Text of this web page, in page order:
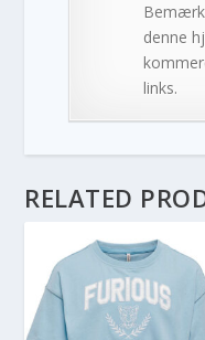
denne
links.
RELATED